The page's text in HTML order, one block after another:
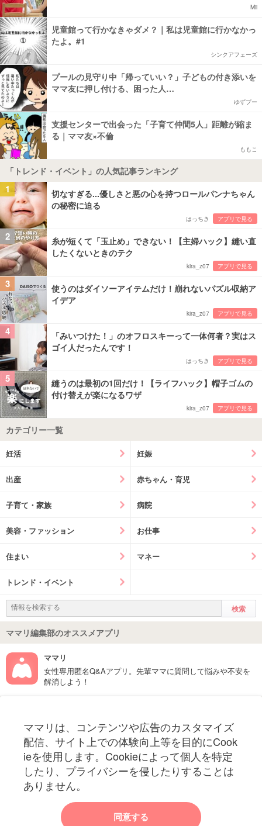
Mii
児童館って行かなきゃダメ？｜私は児童館に行かなかっ
たよ。#1
シンクアフェーズ
プールの見守り中「帰っていい？」子どもの付き添いを
ママ友に押し付ける、困った人…
ゆずプー
支援センターで出会った「子育て仲間5人」距離が縮ま
る｜ママ友×不倫
ももこ
「トレンド・イベント」の人気記事ランキング
1
切なすぎる...優しさと悪の心を持つロールパンナちゃん
の秘密に迫る
はっちき アプリで見る
2
糸が短くて「玉止め」できない！【主婦ハック】縫い直
したくないときのテク
kira_z07 アプリで見る
3
使うのはダイソーアイテムだけ！崩れないパズル収納ア
イデア
kira_z07 アプリで見る
4
「みいつけた！」のオフロスキーって一体何者？実はス
ゴイ人だったんです！
はっちき アプリで見る
5
縫うのは最初の1回だけ！【ライフハック】帽子ゴムの
付け替えが楽になるワザ
kira_z07 アプリで見る
カテゴリー一覧
妊活 妊娠
出産 赤ちゃん・育児
子育て・家族 病院
美容・ファッション お仕事
住まい マネー
トレンド・イベント
ママリ編集部のオススメアプリ
ママリ
女性専用匿名Q&Aアプリ。先輩ママに質問して悩みや不安を
解消しよう！
ママリは、コンテンツや広告のカスタマイズ
配信、サイト上での体験向上等を目的にCook
ieを使用します。Cookieによって個人を特定
したり、プライバシーを侵したりすることは
ありません。
同意する
妊娠〜子育て中のお役立ち情報を配信中
ママリからのお知らせ